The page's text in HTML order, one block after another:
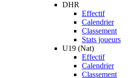
DHR
Effectif
Calendrier
Classement
Stats joueurs
U19 (Nat)
Effectif
Calendrier
Classement